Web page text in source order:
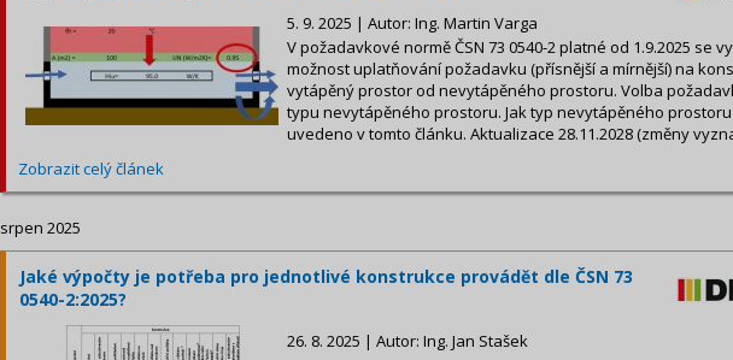
5. 9. 2025 | Autor: Ing. Martin Varga
V požadavkové normě ČSN 73 0540-2 platné od 1.9.2025 se
možnost uplatňování požadavku (přísnější a mírnější) na
vytápěný prostor od nevytápěného prostoru. Volba
typu nevytápěného prostoru. Jak typ nevytápěného
uvedeno v tomto článku. Aktualizace 28.11.2028 (změny
Zobrazit celý článek
srpen 2025
Jaké výpočty je potřeba pro jednotlivé konstrukce provádět dle ČSN 73
0540-2:2025?
26. 8. 2025 | Autor: Ing. Jan Stašek